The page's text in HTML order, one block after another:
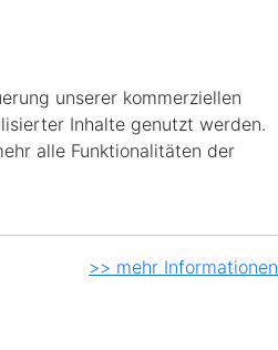
unserer kommerziellen
Inhalte genutzt werden.
alle Funktionalitäten der
>> mehr Informationen